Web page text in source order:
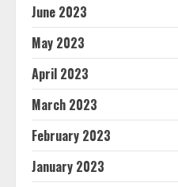
June 2023
May 2023
April 2023
March 2023
February 2023
January 2023